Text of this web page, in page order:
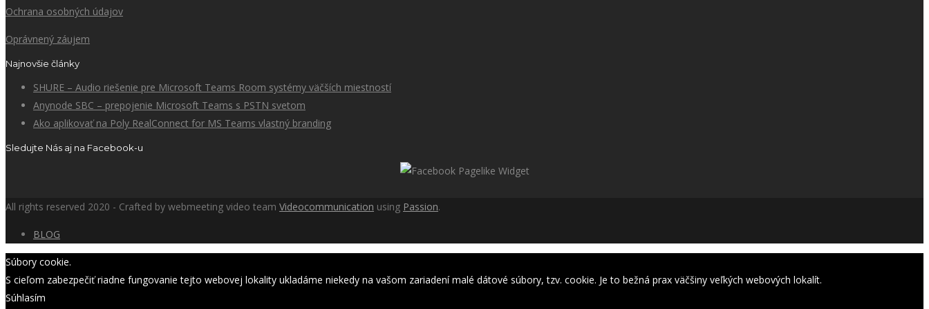
Ochrana osobných údajov
Oprávnený záujem
Najnovšie články
SHURE – Audio riešenie pre Microsoft Teams Room systémy väčších miestností
Anynode SBC – prepojenie Microsoft Teams s PSTN svetom
Ako aplikovať na Poly RealConnect for MS Teams vlastný branding
Sledujte Nás aj na Facebook-u
All rights reserved 2020 - Crafted by webmeeting video team Videocommunication using Passion.
BLOG
Súbory cookie.
S cieľom zabezpečiť riadne fungovanie tejto webovej lokality ukladáme niekedy na vašom zariadení malé dátové súbory, tzv. cookie. Je to bežná prax väčšiny veľkých webových lokalít.
Súhlasím